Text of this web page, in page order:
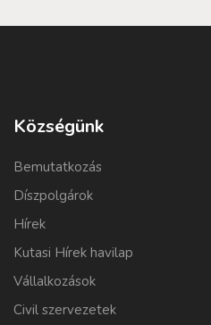
Községünk
Bemutatkozás
Díszpolgárok
Hírek
Kutasi Hírek havilap
Vállalkozások
Civil szervezetek